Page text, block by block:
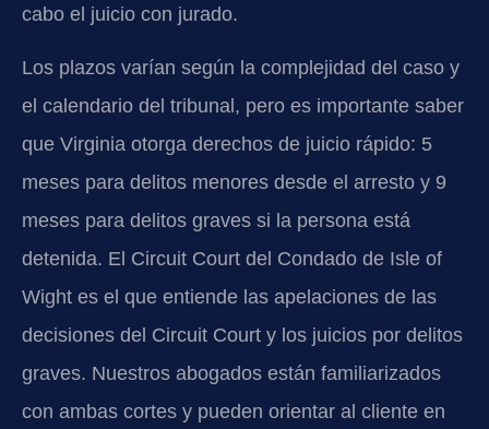
cabo el juicio con jurado.
Los plazos varían según la complejidad del caso y
el calendario del tribunal, pero es importante saber
que Virginia otorga derechos de juicio rápido: 5
meses para delitos menores desde el arresto y 9
meses para delitos graves si la persona está
detenida. El Circuit Court del Condado de Isle of
Wight es el que entiende las apelaciones de las
decisiones del Circuit Court y los juicios por delitos
graves. Nuestros abogados están familiarizados
con ambas cortes y pueden orientar al cliente en